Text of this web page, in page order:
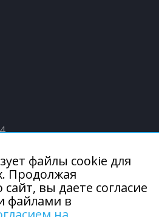
файлы cookie для
Продолжая
вы даете согласие
файлами в